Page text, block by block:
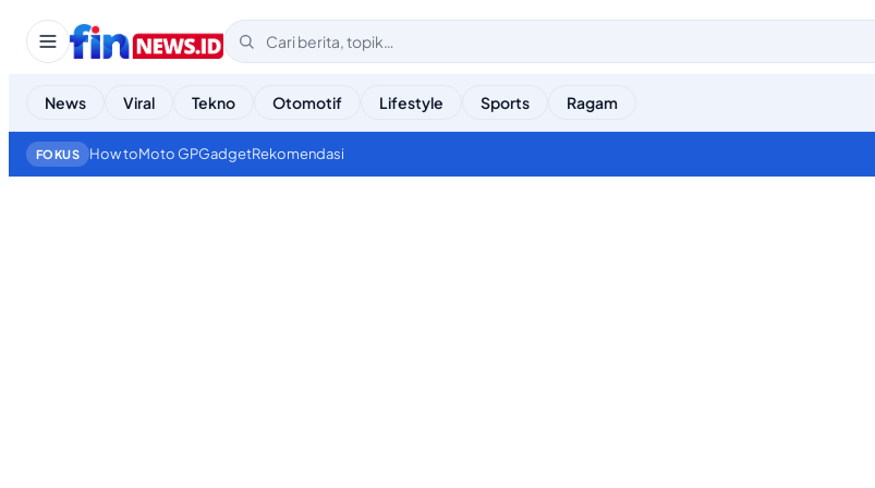
News Viral Tekno Otomotif Lifestyle Sports Ragam
FOKUS How toMoto GPGadgetRekomendasi